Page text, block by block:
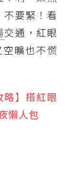
不要緊！看
交通，紅眼
曠也不慌
略】搭紅眼
懶人包